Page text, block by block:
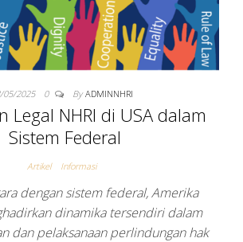
05/2025 0 By ADMINNHRI
Legal NHRI di USA dalam
Sistem Federal
Artikel Informasi
dengan sistem federal, Amerika
dinamika tersendiri dalam
dan pelaksanaan perlindungan hak